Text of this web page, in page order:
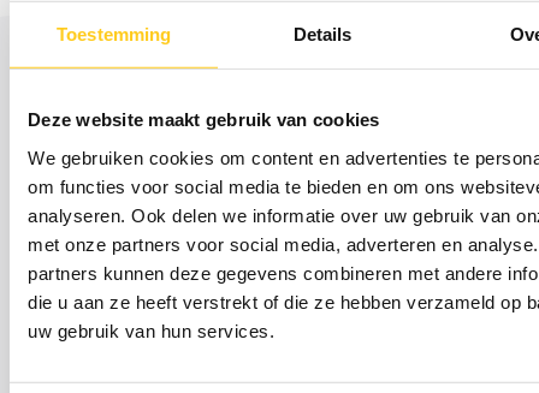
Toestemming Details
Deze website maakt gebruik van cookies
We gebruiken cookies om content en advertenties te
om functies voor social media te bieden en om ons
analyseren. Ook delen we informatie over uw gebruik van
met onze partners voor social media, adverteren en
partners kunnen deze gegevens combineren met andere
die u aan ze heeft verstrekt of die ze hebben verzameld op
uw gebruik van hun services.
“Voor mij is ondernemen; Als ik
het echt niet meer weet, door
blijven gaan en vertrouwen op
mijzelf en de goede afloop.
Linksom of rechtsom het komt
altijd goed, ook als het niet goed
komt. Want dan komt er
namelijk iets anders. Het gaat
erom dat ik mijn keuzes maak
vanuit wie ik ben en waar ik voor
sta.”